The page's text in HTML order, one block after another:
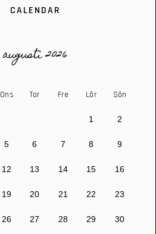
CALENDAR
augusti 2026
Ons Tor Fre Lör Sön
1 2
5 6 7 8 9
12 13 14 15 16
19 20 21 22 23
26 27 28 29 30